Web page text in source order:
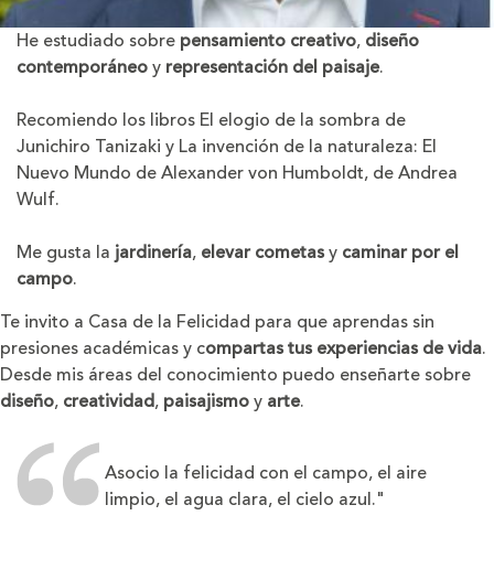
He estudiado sobre pensamiento creativo, diseño
contemporáneoy representación del paisaje.
Recomiendo los libros El elogio de la sombra de
Junichiro Tanizaki y La invención de la naturaleza: El
Nuevo Mundo de Alexander von Humboldt, de Andrea
Wulf.
Me gusta la jardinería, elevar cometasy caminar por el
campo.
Te invito a Casa de la Felicidad para que aprendas sin
presiones académicas y compartas tus experiencias de vida.
Desde mis áreas del conocimiento puedo enseñarte sobre
diseño, creatividad, paisajismoy arte.
Asocio la felicidad con el campo, el aire
limpio, el agua clara, el cielo azul."